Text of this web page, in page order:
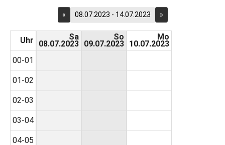
« 08.07.2023 - 14.07.2023 »
Uhr
00-01
01-02
02-03
03-04
04-05
Sa
08.07.2023
So
09.07.2023
Mo
10.07.2023